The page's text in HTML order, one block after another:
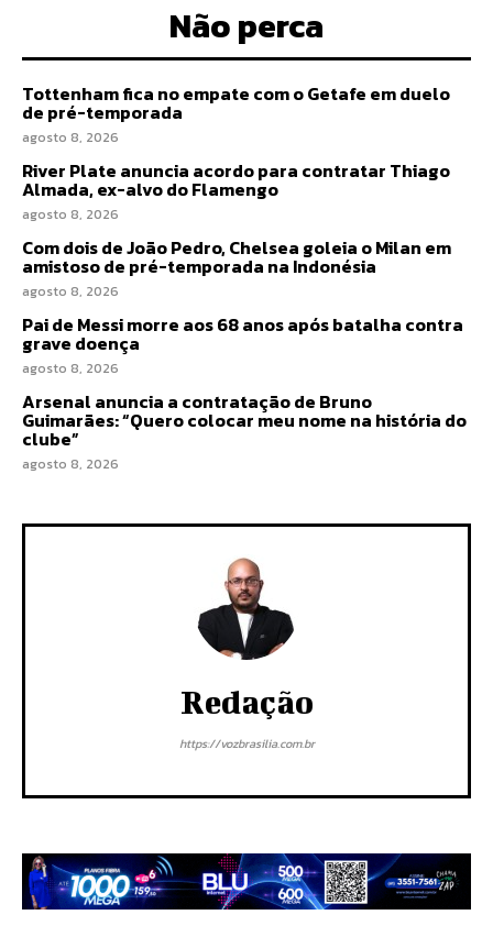
Não perca
Tottenham fica no empate com o Getafe em duelo
de pré-temporada
agosto 8, 2026
River Plate anuncia acordo para contratar Thiago
Almada, ex-alvo do Flamengo
agosto 8, 2026
Com dois de João Pedro, Chelsea goleia o Milan em
amistoso de pré-temporada na Indonésia
agosto 8, 2026
Pai de Messi morre aos 68 anos após batalha contra
grave doença
agosto 8, 2026
Arsenal anuncia a contratação de Bruno
Guimarães: “Quero colocar meu nome na história do
clube”
agosto 8, 2026
Redação
https://vozbrasilia.com.br